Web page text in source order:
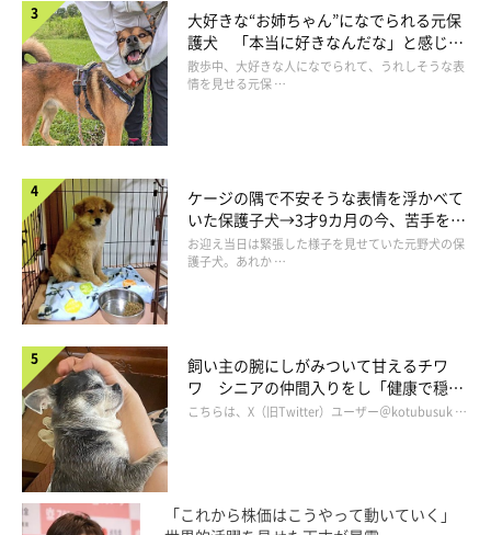
大好きな“お姉ちゃん”になでられる元保
護犬 「本当に好きなんだな」と感じる
表情にほっこり
散歩中、大好きな人になでられて、うれしそうな表
情を見せる元保 …
ケージの隅で不安そうな表情を浮かべて
いた保護子犬→3才9カ月の今、苦手を克
服し頼もしいコに成長！
お迎え当日は緊張した様子を見せていた元野犬の保
護子犬。あれか …
飼い主の腕にしがみついて甘えるチワ
ワ シニアの仲間入りをし「健康で穏や
かな暮らしが続いてほしい」と願う
こちらは、X（旧Twitter）ユーザー＠kotubusuk …
「これから株価はこうやって動いていく」